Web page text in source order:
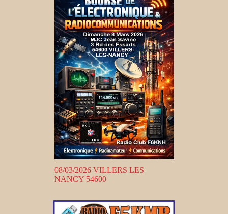
08/03/2026 VILLERS LES
NANCY 54600